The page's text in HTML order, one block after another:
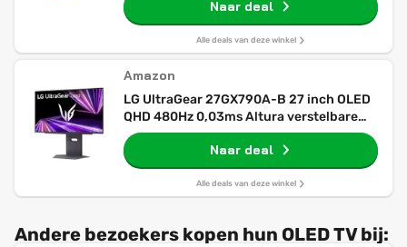
Naar deal
Alle deals van deze winkel
Amazon
LG UltraGear 27GX790A-B 27 inch OLED
QHD 480Hz 0,03ms Altura verstelbare
FreeSync Premium Pro
Naar deal
Alle deals van deze winkel
Andere bezoekers kopen hun OLED TV bij: